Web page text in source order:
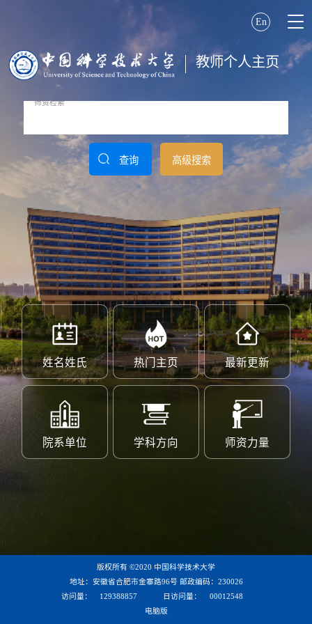
En
教师个人主页
查询 高级搜索
姓名姓氏 热门主页 最新更新
院系单位 学科方向 师资力量
版权所有 ©2020 中国科学技术大学
地址：安徽省合肥市金寨路96号 邮政编码：230026
访问量：
129388857 日访问量：
00012548
电脑版